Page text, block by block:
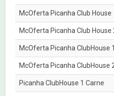
McOferta Picanha Club House
McOferta Picanha Club House
McOferta Picanha ClubHouse
McOferta Picanha ClubHouse
Picanha ClubHouse 1 Carne